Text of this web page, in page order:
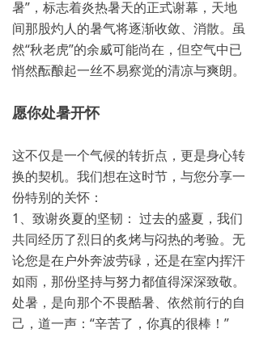
暑”，标志着炎热暑天的正式谢幕，天地
间那股灼人的暑气将逐渐收敛、消散。虽
然“秋老虎”的余威可能尚在，但空气中已
悄然酝酿起一丝不易察觉的清凉与爽朗。
愿你处暑开怀
这不仅是一个气候的转折点，更是身心转
换的契机。我们想在这时节，与您分享一
份特别的关怀：
1、致谢炎夏的坚韧： 过去的盛夏，我们
共同经历了烈日的炙烤与闷热的考验。无
论您是在户外奔波劳碌，还是在室内挥汗
如雨，那份坚持与努力都值得深深致敬。
处暑，是向那个不畏酷暑、依然前行的自
己，道一声：“辛苦了，你真的很棒！”